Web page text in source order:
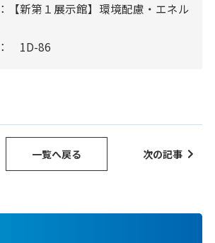
新第１展示館】環境配慮・エネル
1D-86
一覧へ戻る 次の記事